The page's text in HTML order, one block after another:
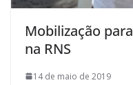
Mobilização
na RNS
14 de maio de 2019